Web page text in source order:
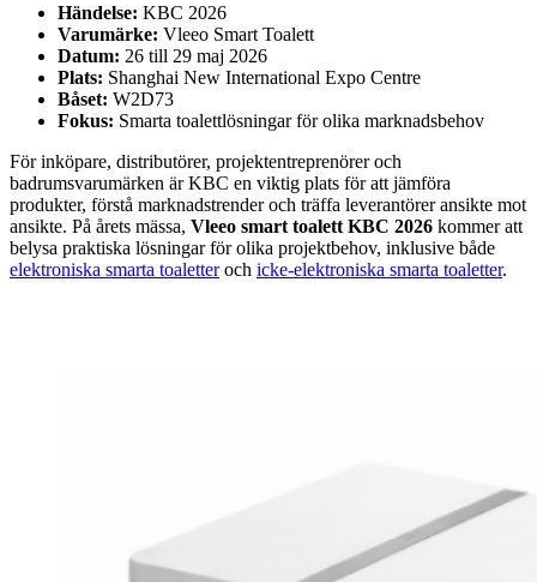
Händelse: KBC 2026
Varumärke: Vleeo Smart Toalett
Datum: 26 till 29 maj 2026
Plats: Shanghai New International Expo Centre
Båset: W2D73
Fokus: Smarta toalettlösningar för olika marknadsbehov
För inköpare, distributörer, projektentreprenörer och
badrumsvarumärken är KBC en viktig plats för att jämföra
produkter, förstå marknadstrender och träffa leverantörer ansikte mot
ansikte. På årets mässa, Vleeo smart toalett KBC 2026 kommer att
belysa praktiska lösningar för olika projektbehov, inklusive både
elektroniska smarta toaletteroch icke-elektroniska smarta toaletter.